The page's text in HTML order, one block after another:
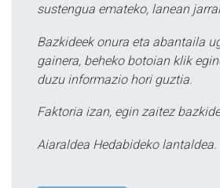
sustengua emateko, lanean
Bazkideek onura eta abantaila
gainera, beheko botoian klik
duzu informazio hori guztia.
Faktoria izan, egin zaitez
Aiaraldea Hedabideko lantaldea.